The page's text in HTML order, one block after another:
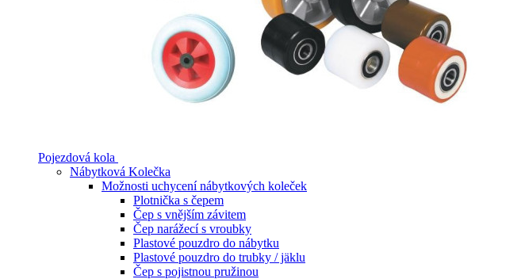
Pojezdová kola
Nábytková Kolečka
Možnosti uchycení nábytkových koleček
Plotnička s čepem
Čep s vnějším závitem
Čep narážecí s vroubky
Plastové pouzdro do nábytku
Plastové pouzdro do trubky / jäklu
Čep s pojistnou pružinou